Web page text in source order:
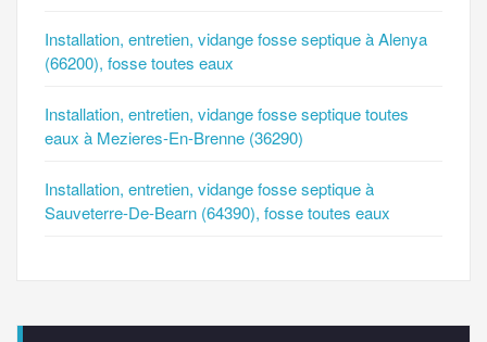
Installation, entretien, vidange fosse septique à Alenya
(66200), fosse toutes eaux
Installation, entretien, vidange fosse septique toutes
eaux à Mezieres-En-Brenne (36290)
Installation, entretien, vidange fosse septique à
Sauveterre-De-Bearn (64390), fosse toutes eaux